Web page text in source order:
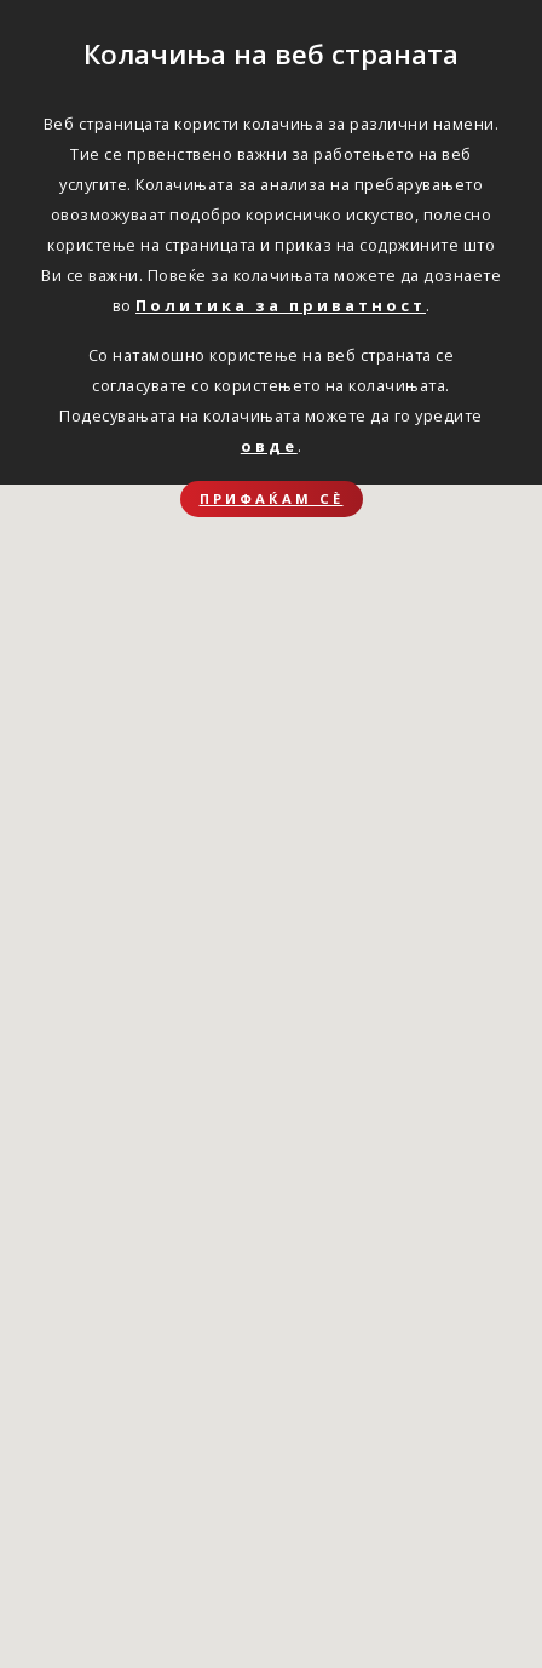
Колачиња на веб страната
Веб страницата користи колачиња за различни намени.
Тие се првенствено важни за работењето на веб
услугите. Колачињата за анализа на пребарувањето
овозможуваат подобро корисничко искуство, полесно
користење на страницата и приказ на содржините што
Ви се важни. Повеќе за колачињата можете да дознаете
во Политика за приватност .
Со натамошно користење на веб страната се
согласувате со користењето на колачињата.
Подесувањата на колачињата можете да го уредите
овде .
ПРИФАЌАМ СЀ